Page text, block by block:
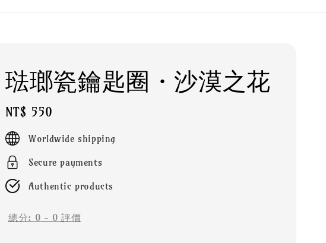
琺瑯瓷鑰匙圈・沙漠之花
Regular
price
NT$ 550
Worldwide shipping
Secure payments
Authentic products
總分: 0 - 0 評價